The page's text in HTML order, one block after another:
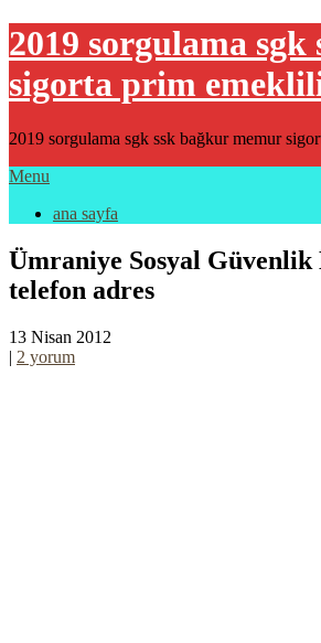
2019 sorgulama
sigorta prim
2019 sorgulama sgk ssk bağkur memur
Menu
ana sayfa
Ümraniye Sosyal
telefon adres
13 Nisan 2012
| 2 yorum